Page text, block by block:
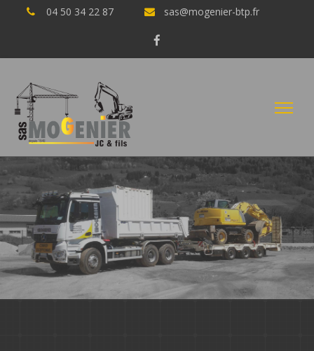
04 50 34 22 87 sas@mogenier-btp.fr